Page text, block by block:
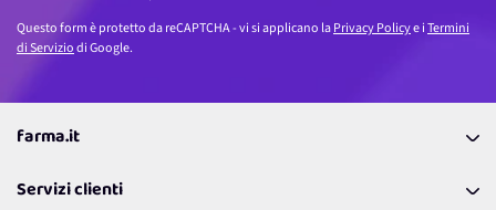
Questo form è protetto da reCAPTCHA - vi si applicano laPrivacy Policye iTermini
di Serviziodi Google.
farma.it
Coupon
Servizi clienti